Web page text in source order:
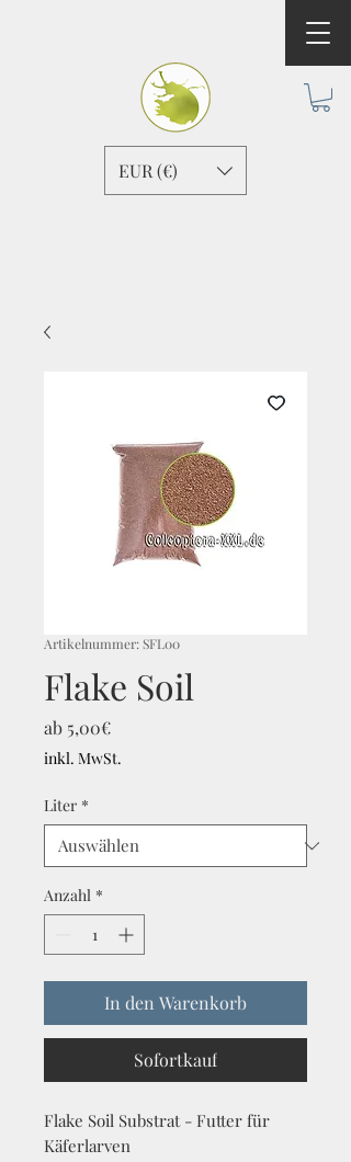
EUR (€)
Artikelnummer: SFL00
Flake Soil
ab 5,00€Sale-
Preis
inkl. MwSt.
Liter *
Anzahl *
In den Warenkorb
Sofortkauf
Flake Soil Substrat - Futter für
Käferlarven